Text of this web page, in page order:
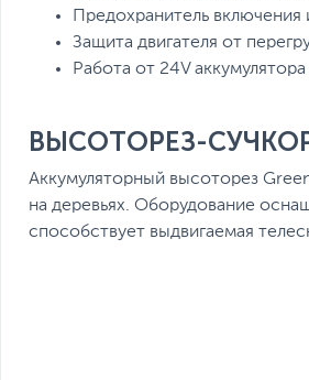
Предохранитель
Защита двигателя от
Работа от 24V
ВЫСОТОРЕЗ-
Аккумуляторный высоторез
на деревьях. Оборудование
способствует выдвигаемая